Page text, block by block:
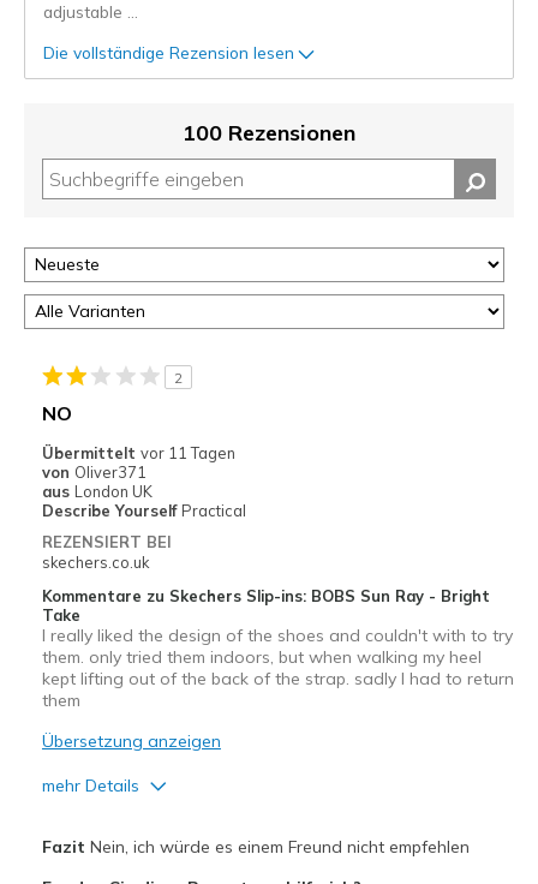
adjustable
Die vollständige Rezension lesen
100 Rezensionen
2
NO
Übermittelt vor 11 Tagen
von Oliver371
aus London UK
Describe Yourself Practical
REZENSIERT BEI
skechers.co.uk
Kommentare zu Skechers Slip-ins: BOBS Sun Ray - Bright
Take
I really liked the design of the shoes and couldn't with to try
them. only tried them indoors, but when walking my heel
kept lifting out of the back of the strap. sadly I had to return
them
Übersetzung anzeigen
mehr Details
Fazit Nein, ich würde es einem Freund nicht empfehlen